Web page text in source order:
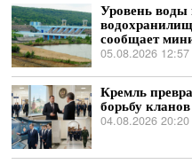
Уровень воды
сообщает
05.08.2026 12:57
Кремль
борьбу
04.08.2026 20:20